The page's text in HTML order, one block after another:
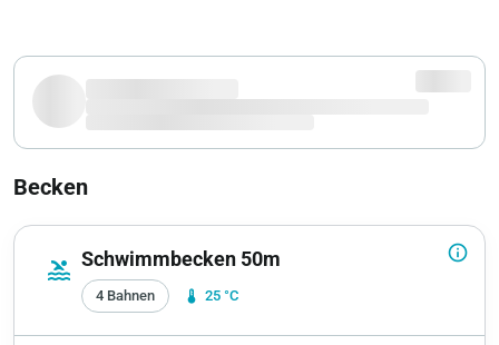
Becken
info_outline
pool Schwimmbecken 50m
4 Bahnen device_thermostat 25 °C